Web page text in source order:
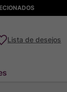
Lista de desejos